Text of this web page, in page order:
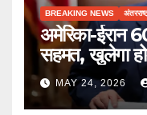
BREAKING NEWS
अमेरिका-ईरान
सहमत, खुलेगा
MAY 24, 2026